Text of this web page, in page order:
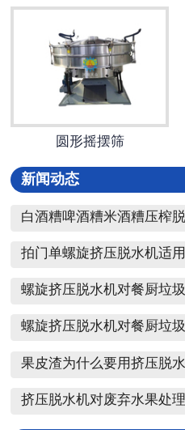
圆形摇摆筛
新闻动态